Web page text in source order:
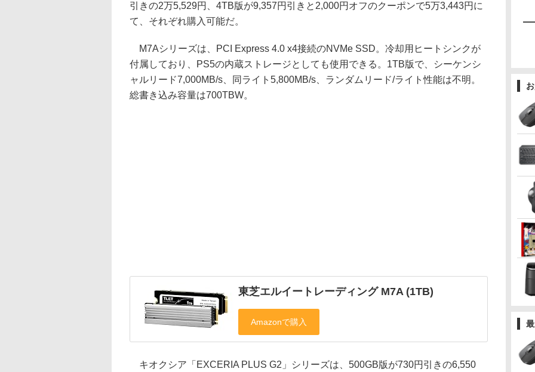
引きの2万5,529円、4TB版が9,357円引きと2,000円オフのクーポンで5万3,443円に
て、それぞれ購入可能だ。
M7Aシリーズは、PCI Express 4.0 x4接続のNVMe SSD。冷却用ヒートシンクが
付属しており、PS5の内蔵ストレージとしても使用できる。1TB版で、シーケンシ
ャルリード7,000MB/s、同ライト5,800MB/s、ランダムリード/ライト性能は不明。
総書き込み容量は700TBW。
東芝エルイートレーディング M7A (1TB)
キオクシア「EXCERIA PLUS G2」シリーズは、500GB版が730円引きの6,550